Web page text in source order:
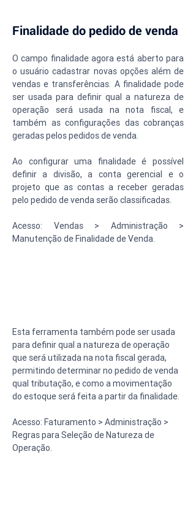
Finalidade do pedido de venda
O campo finalidade agora está aberto para
o usuário cadastrar novas opções além de
vendas e transferências. A finalidade pode
ser usada para definir qual a natureza de
operação será usada na nota fiscal, e
também as configurações das cobranças
geradas pelos pedidos de venda.
Ao configurar uma finalidade é possível
definir a divisão, a conta gerencial e o
projeto que as contas a receber geradas
pelo pedido de venda serão classificadas.
Acesso: Vendas > Administração >
Manutenção de Finalidade de Venda.
Esta ferramenta também pode ser usada
para definir qual a natureza de operação
que será utilizada na nota fiscal gerada,
permitindo determinar no pedido de venda
qual tributação, e como a movimentação
do estoque será feita a partir da finalidade.
Acesso: Faturamento > Administração >
Regras para Seleção de Natureza de
Operação.